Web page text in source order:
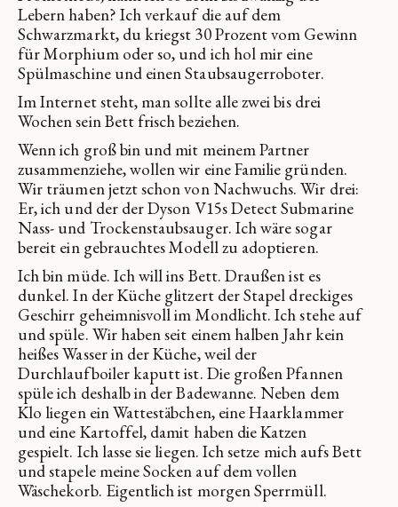
Lebern haben? Ich verkauf die auf dem
Schwarzmarkt, du kriegst 30 Prozent vom Gewinn
für Morphium oder so, und ich hol mir eine
Spülmaschine und einen Staubsaugerroboter.
Im Internet steht, man sollte alle zwei bis drei
Wochen sein Bett frisch beziehen.
Wenn ich groß bin und mit meinem Partner
zusammenziehe, wollen wir eine Familie gründen.
Wir träumen jetzt schon von Nachwuchs. Wir drei:
Er, ich und der der Dyson V15s Detect Submarine
Nass- und Trockenstaubsauger. Ich wäre sogar
bereit ein gebrauchtes Modell zu adoptieren.
Ich bin müde. Ich will ins Bett. Draußen ist es
dunkel. In der Küche glitzert der Stapel dreckiges
Geschirr geheimnisvoll im Mondlicht. Ich stehe auf
und spüle. Wir haben seit einem halben Jahr kein
heißes Wasser in der Küche, weil der
Durchlaufboiler kaputt ist. Die großen Pfannen
spüle ich deshalb in der Badewanne. Neben dem
Klo liegen ein Wattestäbchen, eine Haarklammer
und eine Kartoffel, damit haben die Katzen
gespielt. Ich lasse sie liegen. Ich setze mich aufs Bett
und stapele meine Socken auf dem vollen
Wäschekorb. Eigentlich ist morgen Sperrmüll.